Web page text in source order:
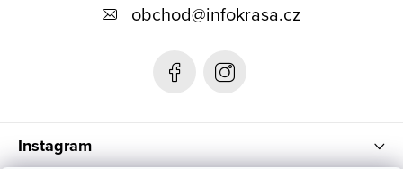
Instagram
obchod@infokrasa.cz